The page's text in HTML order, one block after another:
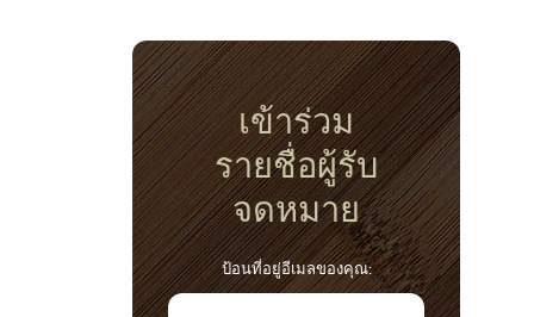
เข้าร่วม
รายชื่อผู้รับ
จดหมาย
ป้อนที่อยู่อีเมลของคุณ: